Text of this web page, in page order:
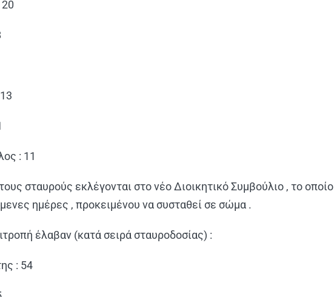
: 11
σταυρούς εκλέγονται στο νέο Διοικητικό Συμβούλιο , το οποίο
ημέρες , προκειμένου να συσταθεί σε σώμα .
έλαβαν (κατά σειρά σταυροδοσίας) :
: 54